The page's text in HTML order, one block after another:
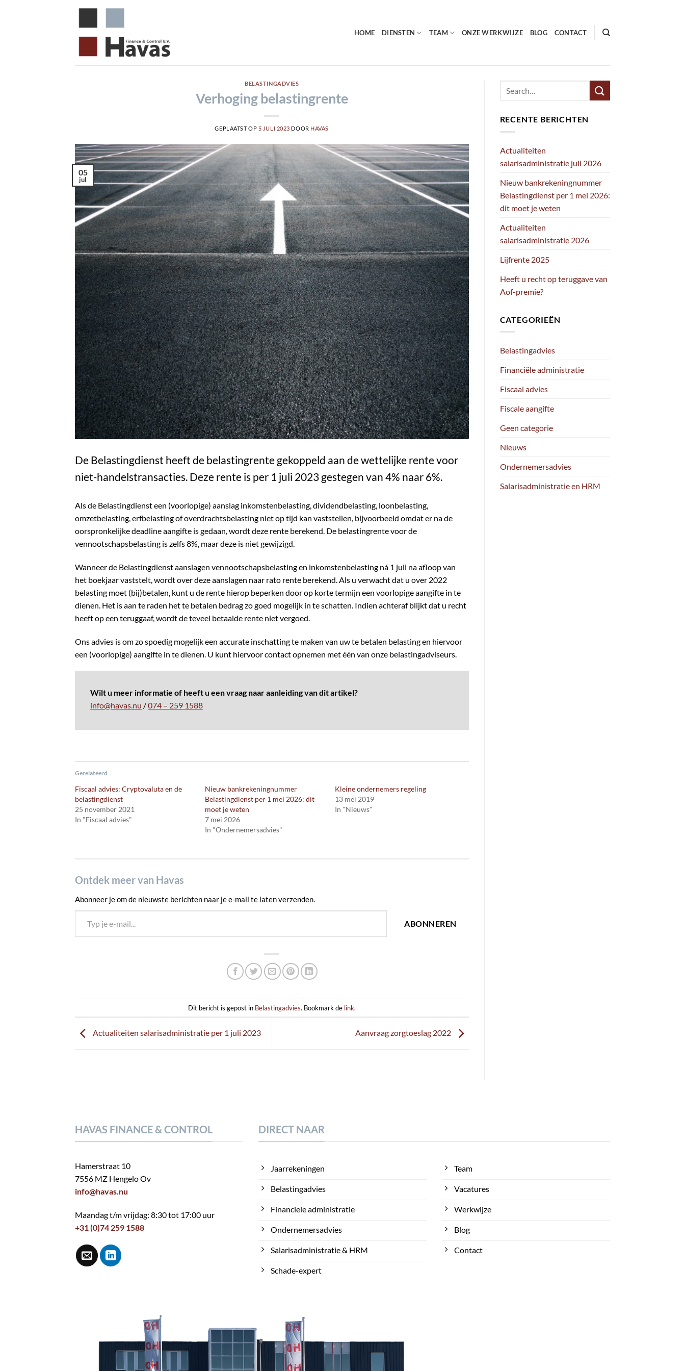
HOME DIENSTEN TEAM ONZE WERKWIJZE BLOG CONTACT
BELASTINGADVIES
Verhoging belastingrente
GEPLAATST OP 5 JULI 2023 DOOR HAVAS
05
jul
De Belastingdienst heeft de belastingrente gekoppeld aan de wettelijke rente voor
niet-handelstransacties. Deze rente is per 1 juli 2023 gestegen van 4% naar 6%.
Als de Belastingdienst een (voorlopige) aanslag inkomstenbelasting, dividendbelasting, loonbelasting,
omzetbelasting, erfbelasting of overdrachtsbelasting niet op tijd kan vaststellen, bijvoorbeeld omdat er na de
oorspronkelijke deadline aangifte is gedaan, wordt deze rente berekend. De belastingrente voor de
vennootschapsbelasting is zelfs 8%, maar deze is niet gewijzigd.
Wanneer de Belastingdienst aanslagen vennootschapsbelasting en inkomstenbelasting ná 1 juli na afloop van
het boekjaar vaststelt, wordt over deze aanslagen naar rato rente berekend. Als u verwacht dat u over 2022
belasting moet (bij)betalen, kunt u de rente hierop beperken door op korte termijn een voorlopige aangifte in te
dienen. Het is aan te raden het te betalen bedrag zo goed mogelijk in te schatten. Indien achteraf blijkt dat u recht
heeft op een teruggaaf, wordt de teveel betaalde rente niet vergoed.
Ons advies is om zo spoedig mogelijk een accurate inschatting te maken van uw te betalen belasting en hiervoor
een (voorlopige) aangifte in te dienen. U kunt hiervoor contact opnemen met één van onze belastingadviseurs.
Wilt u meer informatie of heeft u een vraag naar aanleiding van dit artikel?
info@havas.nu /074 – 259 1588
Gerelateerd
Fiscaal advies: Cryptovaluta en de
belastingdienst
25 november 2021
In "Fiscaal advies"
Nieuw bankrekeningnummer
Belastingdienst per 1 mei 2026: dit
moet je weten
7 mei 2026
In "Ondernemersadvies"
Kleine ondernemers regeling
13 mei 2019
In "Nieuws"
Ontdek meer van Havas
Abonneer je om de nieuwste berichten naar je e-mail te laten verzenden.
Typ je e-mail...
ABONNEREN
Dit bericht is gepost in Belastingadvies. Bookmark de link.
Actualiteiten salarisadministratie per 1 juli 2023 Aanvraag zorgtoeslag 2022
RECENTE BERICHTEN
Actualiteiten
salarisadministratie juli 2026
Nieuw bankrekeningnummer
Belastingdienst per 1 mei 2026:
dit moet je weten
Actualiteiten
salarisadministratie 2026
Lijfrente 2025
Heeft u recht op teruggave van
Aof-premie?
CATEGORIEËN
Belastingadvies
Financiële administratie
Fiscaal advies
Fiscale aangifte
Geen categorie
Nieuws
Ondernemersadvies
Salarisadministratie en HRM
HAVAS FINANCE & CONTROL
Hamerstraat 10
7556 MZ Hengelo Ov
info@havas.nu
Maandag t/m vrijdag: 8:30 tot 17:00 uur
+31 (0)74 259 1588
DIRECT NAAR
Jaarrekeningen
Belastingadvies
Financiele administratie
Ondernemersadvies
Salarisadministratie & HRM
Schade-expert
Team
Vacatures
Werkwijze
Blog
Contact